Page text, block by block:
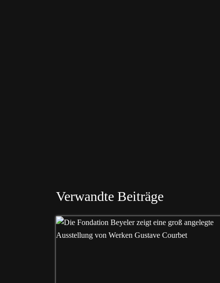
Verwandte Beiträge